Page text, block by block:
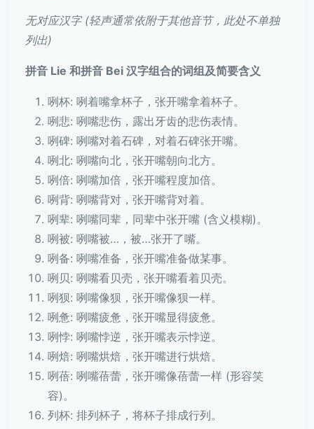
无对应汉字 (轻声通常依附于其他音节，此处不单独
列出)
拼音 Lie 和拼音 Bei 汉字组合的词组及简要含义
咧杯: 咧着嘴拿杯子，张开嘴拿着杯子。
咧悲: 咧嘴悲伤，露出牙齿的悲伤表情。
咧碑: 咧嘴对着石碑，对着石碑张开嘴。
咧北: 咧嘴向北，张开嘴朝向北方。
咧倍: 咧嘴加倍，张开嘴程度加倍。
咧背: 咧嘴背对，张开嘴背对着。
咧辈: 咧嘴同辈，同辈中张开嘴 (含义模糊)。
咧被: 咧嘴被…，被…张开了嘴。
咧备: 咧嘴准备，张开嘴准备做某事。
咧贝: 咧嘴看贝壳，张开嘴看着贝壳。
咧狈: 咧嘴像狈，张开嘴像狈一样。
咧惫: 咧嘴疲惫，张开嘴显得疲惫。
咧悖: 咧嘴悖逆，张开嘴表示悖逆。
咧焙: 咧嘴烘焙，张开嘴进行烘焙。
咧蓓: 咧嘴蓓蕾，张开嘴像蓓蕾一样 (形容笑
容)。
列杯: 排列杯子，将杯子排成行列。